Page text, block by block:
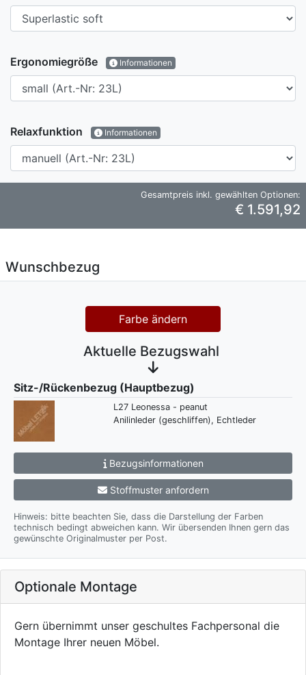
Ergonomiegröße Informationen
Relaxfunktion Informationen
Gesamtpreis inkl. gewählten Optionen:
€ 1.591,92
Wunschbezug
Farbe ändern
Aktuelle Bezugswahl
Sitz-/Rückenbezug (Hauptbezug)
L27 Leonessa - peanut
Anilinleder (geschliffen), Echtleder
Bezugsinformationen
Stoffmuster anfordern
Hinweis: bitte beachten Sie, dass die Darstellung der Farben
technisch bedingt abweichen kann. Wir übersenden Ihnen gern das
gewünschte Originalmuster per Post.
Optionale Montage
Gern übernimmt unser geschultes Fachpersonal die
Montage Ihrer neuen Möbel.